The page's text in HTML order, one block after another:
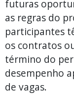
futuras
as regras do
participantes
os contratos
término do
desempenho
de vagas.